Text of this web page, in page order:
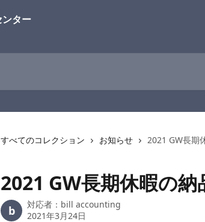
すべてのコレクション お知らせ 2021 GW長期
2021 GW長期休暇の
b 対応者： bill accounting
2021年3月24日